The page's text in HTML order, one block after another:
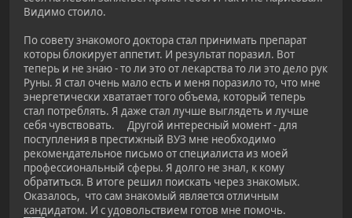
Видимо стоило.
По совету знакомого доктора стал принимать препарат
которы блокирует аппетит. И результат поразил. Вот
теперь и не знаю - то ли это от лекарства то ли это дело рук
Руны. Я стал очень мало есть и меня поразило то, что мне
энергетически хвататает того объема, который теперь
стал потреблять. Я даже стал лучше выглядеть и лучше
себя чувствовать. Другой интересный момент - для
поступления в престижный ВУЗ мне необходимо
рекомендательное письмо от специалиста из моей
профессиональный сферы. Я долго не знал, к кому
обратиться. В итоге решил поискать через знакомых.
Оказалось, что сам знакомый является отличным
кандидатом. И с удовольствием готов мне помочь.